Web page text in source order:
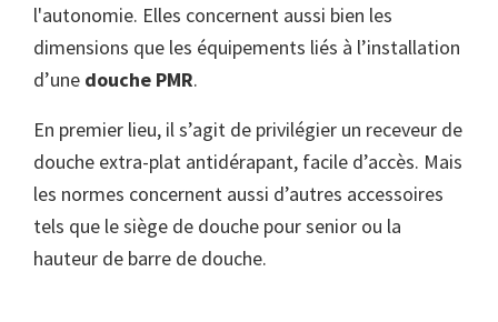
l'autonomie. Elles concernent aussi bien les
dimensions que les équipements liés à l’installation
d’une douche PMR.
En premier lieu, il s’agit de privilégier un receveur de
douche extra-plat antidérapant, facile d’accès. Mais
les normes concernent aussi d’autres accessoires
tels que le siège de douche pour senior ou la
hauteur de barre de douche.